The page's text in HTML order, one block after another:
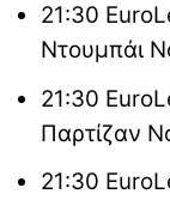
21:30
Ντουμπάι
21:30
Παρτίζαν
21:30